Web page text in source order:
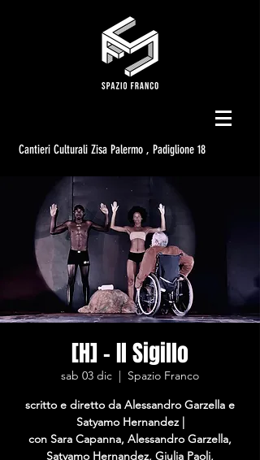
Cantieri Culturali Zisa Palermo , Padiglione 18
[H] - Il Sigillo
sab 03 dic
  |
Spazio Franco
scritto e diretto da Alessandro Garzella e
Satyamo Hernandez |
con Sara Capanna, Alessandro Garzella,
Satyamo Hernandez, Giulia Paoli,